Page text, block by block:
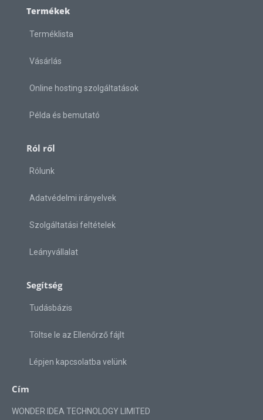
Termékek
Terméklista
Vásárlás
Online hosting szolgáltatások
Példa és bemutató
Ról ről
Rólunk
Adatvédelmi irányelvek
Szolgáltatási feltételek
Leányvállalat
Segítség
Tudásbázis
Töltse le az Ellenőrző fájlt
Lépjen kapcsolatba velünk
Cím
WONDER IDEA TECHNOLOGY LIMITED